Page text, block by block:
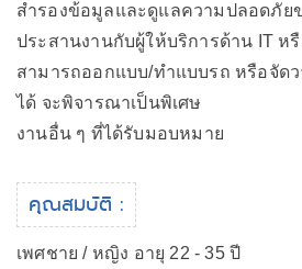
สำรองข้อมูลและดูแลความปลอดภัย
ประสานงานกับผู้ให้บริการด้าน IT ห
สามารถออกแบบ/ทำแบบรถ หรือจัดว
ได้ จะพิจารณาเป็นพิเศษ
งานอื่น ๆ ที่ได้รับมอบหมาย
คุณสมบัติ :
เพศชาย / หญิง อายุ 22 - 35 ปี